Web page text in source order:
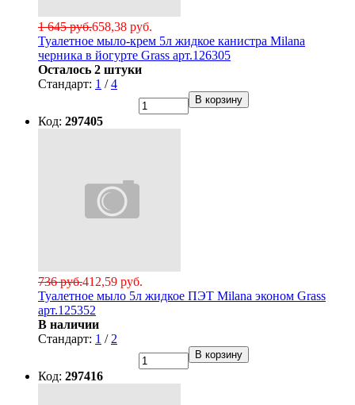
658,38 руб.
1 645 руб.
Туалетное мыло-крем 5л жидкое канистра Milana
черника в йогурте Grass арт.126305
Осталось 2 штуки
Стандарт: 1 /4
В корзину
Код: 297405
412,59 руб.
736 руб.
Туалетное мыло 5л жидкое ПЭТ Milana эконом Grass
арт.125352
В наличии
Стандарт: 1 / 2
В корзину
Код: 297416